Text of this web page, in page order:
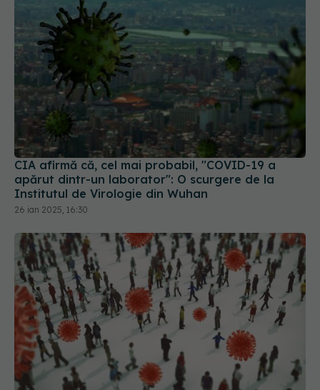
CIA afirmă că, cel mai probabil, "COVID-19 a
apărut dintr-un laborator": O scurgere de la
Institutul de Virologie din Wuhan
26 ian 2025, 16:30
Creștere semnificativă a cazurilor noi de COVID-
19